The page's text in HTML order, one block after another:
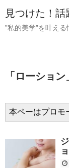
見つけた！話
”私的美学”を叶え
「 ローション
本ペーはプロモ